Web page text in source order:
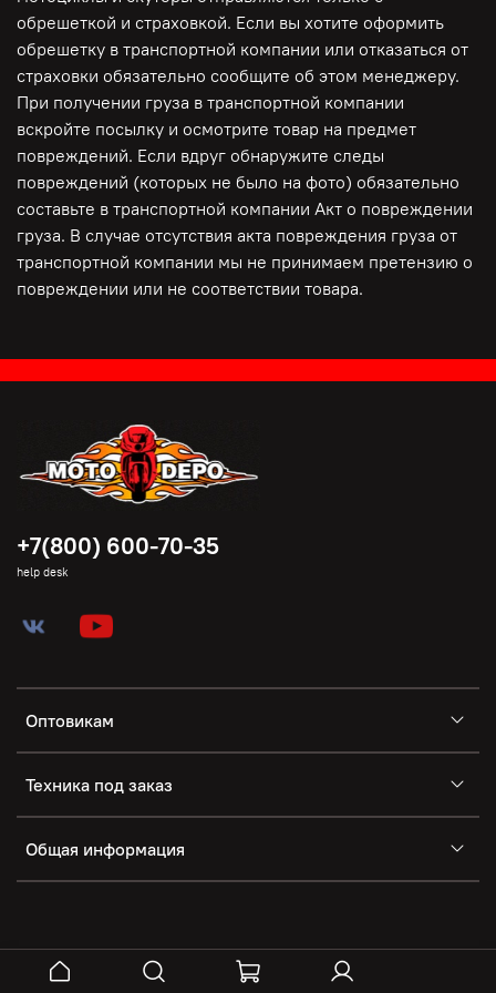
обрешеткой и страховкой. Если вы хотите оформить
обрешетку в транспортной компании или отказаться от
страховки обязательно сообщите об этом менеджеру.
При получении груза в транспортной компании
вскройте посылку и осмотрите товар на предмет
повреждений. Если вдруг обнаружите следы
повреждений (которых не было на фото) обязательно
составьте в транспортной компании Акт о повреждении
груза. В случае отсутствия акта повреждения груза от
транспортной компании мы не принимаем претензию о
повреждении или не соответствии товара.
Оптовикам
Техника под заказ
Общая информация
+7(800) 600-70-35
help desk